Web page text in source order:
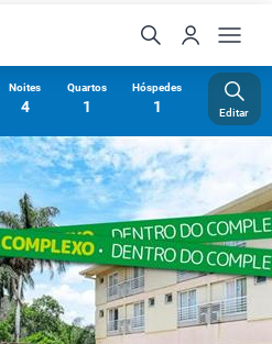
Noites
4
Quartos
1
Hóspedes
1 Editar